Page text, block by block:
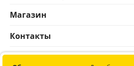
Магазин
Контакты
© 2012-2026 Соната. Все права